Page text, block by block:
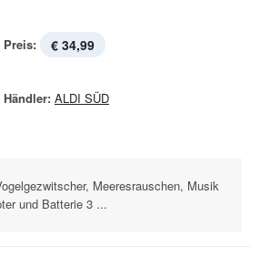
Preis: € 34,99
Händler: ALDI SÜD
Meeresrauschen, Musik
und Batterie 3 ...